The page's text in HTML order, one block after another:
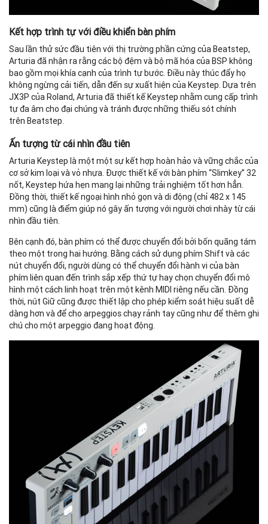
Kết hợp trình tự với điều khiển bàn phím
Sau lần thử sức đầu tiên với thị trường phần cứng của Beatstep,
Arturia đã nhận ra rằng các bộ đệm và bộ mã hóa của BSP không
bao gồm mọi khía cạnh của trình tự bước. Điều này thúc đẩy họ
không ngừng cải tiến, dẫn đến sự xuất hiện của Keystep. Dựa trên
JX3P của Roland, Arturia đã thiết kế Keystep nhằm cung cấp trình
tự đa âm cho đại chúng và tránh được những thiếu sót chính
trên Beatstep.
Ấn tượng từ cái nhìn đầu tiên
Arturia Keystep là một một sự kết hợp hoàn hảo và vững chắc của
cơ sở kim loại và vỏ nhựa. Được thiết kế với bàn phím “Slimkey” 32
nốt, Keystep hứa hẹn mang lại những trải nghiệm tốt hơn hẳn.
Đồng thời, thiết kế ngoại hình nhỏ gọn và di động (chỉ 482 x 145
mm) cũng là điểm giúp nó gây ấn tượng với người chơi nhày từ cái
nhìn đầu tiên.
Bên cạnh đó, bàn phím có thể được chuyển đổi bởi bốn quãng tám
theo một trong hai hướng. Bằng cách sử dụng phím Shift và các
nút chuyển đổi, người dùng có thể chuyển đổi hành vi của bàn
phím liên quan đến trình sắp xếp thứ tự hay chọn chuyển đổi mô
hình một cách linh hoạt trên một kênh MIDI riêng nếu cần. Đồng
thời, nút Giữ cũng được thiết lập cho phép kiểm soát hiệu suất dễ
dàng hơn và để cho arpeggios chạy rảnh tay cũng như để thêm ghi
chú cho một arpeggio đang hoạt động.